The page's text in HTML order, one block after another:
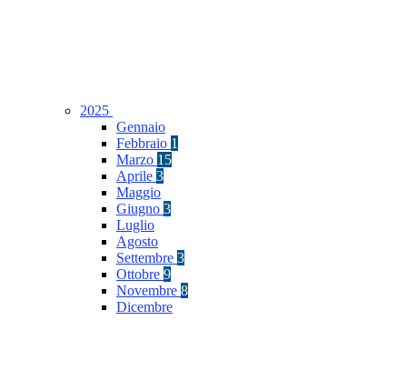
2025
Gennaio
Febbraio 1
Marzo 15
Aprile 3
Maggio
Giugno 3
Luglio
Agosto
Settembre 3
Ottobre 9
Novembre 8
Dicembre